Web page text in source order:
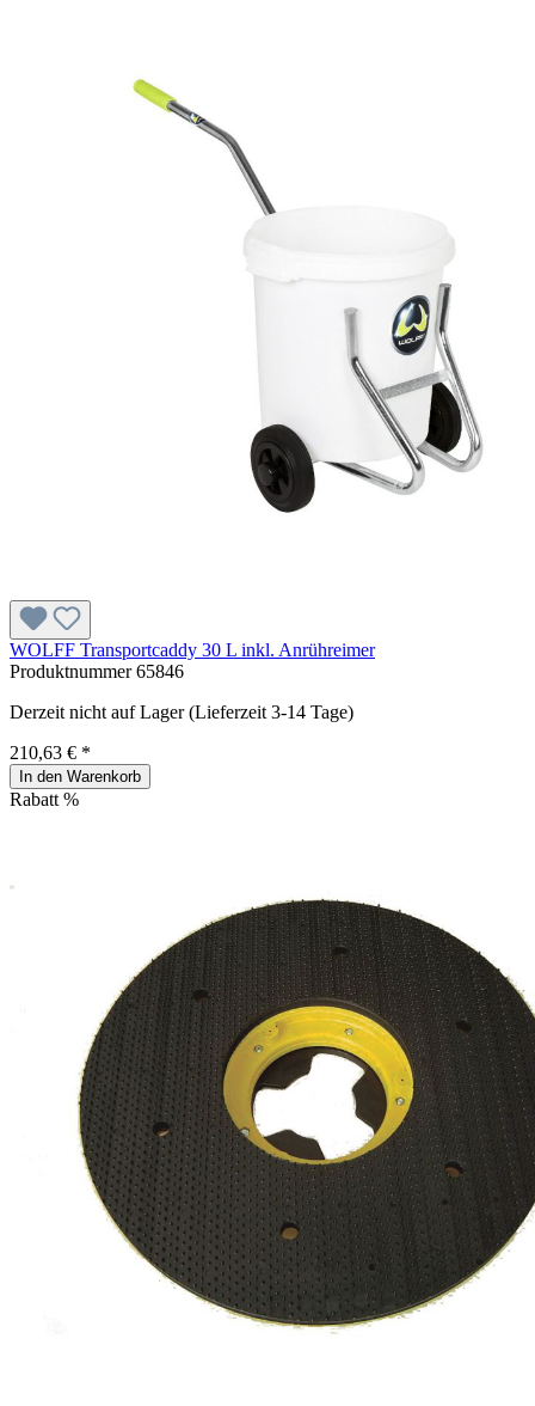
WOLFF Transportcaddy 30 L inkl. Anrühreimer
Produktnummer65846
Derzeit nicht auf Lager (Lieferzeit 3-14 Tage)
210,63 € *
In den Warenkorb
Rabatt %